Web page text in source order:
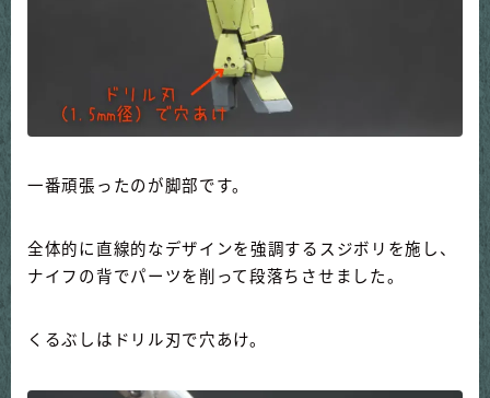
一番頑張ったのが脚部です。
全体的に直線的なデザインを強調するスジボリを施し、
ナイフの背でパーツを削って段落ちさせました。
くるぶしはドリル刃で穴あけ。